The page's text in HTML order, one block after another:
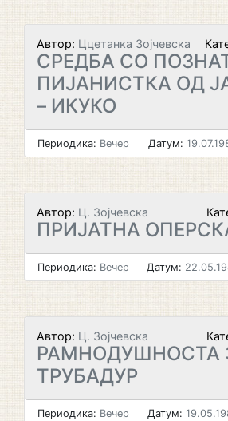
Автор: Ццетанка Зојчевска
СРЕДБА СО
ПИЈАНИСТКА ОД
– ИКУКО
Периодика: Вечер Датум:
Автор: Ц. Зојчевска
ПРИЈАТНА
Периодика: Вечер Датум:
Автор: Ц. Зојчевска
РАМНОДУШНОСТА
ТРУБАДУР
Периодика: Вечер Датум: